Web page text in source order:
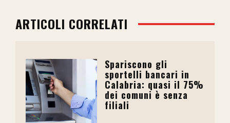
ARTICOLI CORRELATI
Spariscono gli
sportelli bancari in
Calabria: quasi il 75%
dei comuni è senza
filiali